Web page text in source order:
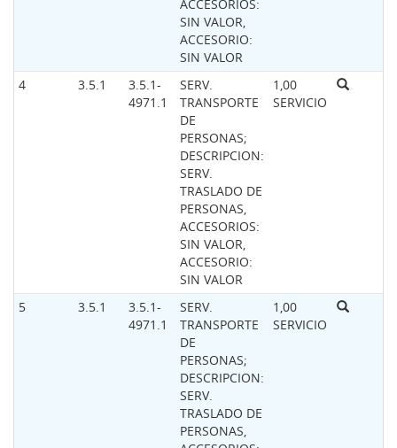
ACCESORIOS:
SIN VALOR,
ACCESORIO:
SIN VALOR
4 3.5.1
3.5.1-
4971.1
SERV.
TRANSPORTE
DE
PERSONAS;
DESCRIPCION:
SERV.
TRASLADO DE
PERSONAS,
ACCESORIOS:
SIN VALOR,
ACCESORIO:
SIN VALOR
1,00
SERVICIO
5 3.5.1
3.5.1-
4971.1
SERV.
TRANSPORTE
DE
PERSONAS;
DESCRIPCION:
SERV.
TRASLADO DE
PERSONAS,
1,00
SERVICIO